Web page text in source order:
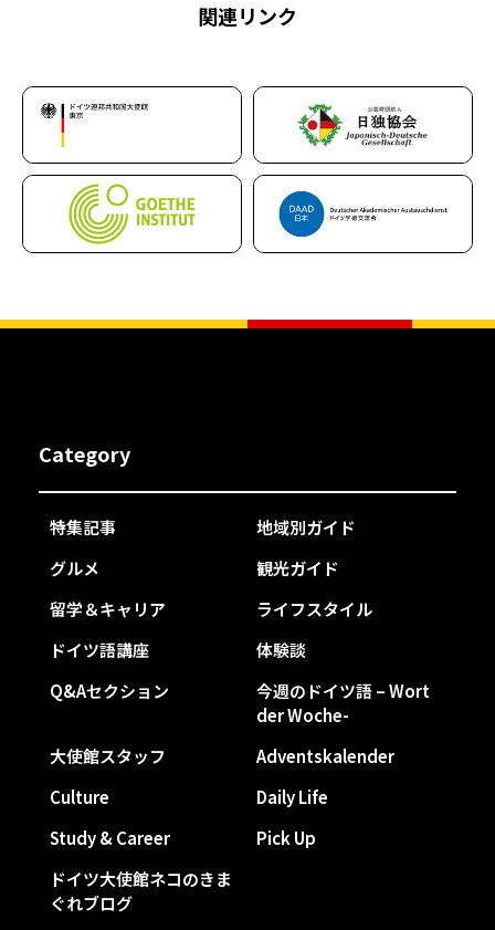
関連リンク
Category
特集記事
地域別ガイド
グルメ
観光ガイド
留学＆キャリア
ライフスタイル
ドイツ語講座
体験談
Q&Aセクション
今週のドイツ語 – Wort
der Woche-
大使館スタッフ
Adventskalender
Culture
Daily Life
Study & Career
Pick Up
ドイツ大使館ネコのきま
ぐれブログ